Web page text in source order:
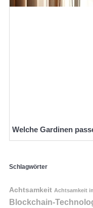
Welche Gardinen
Schlagwörter
Achtsamkeit Achtsamkeit
Blockchain-